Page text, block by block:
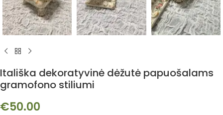
Itališka dekoratyvinė dėžutė papuošalams
gramofono stiliumi
€50.00